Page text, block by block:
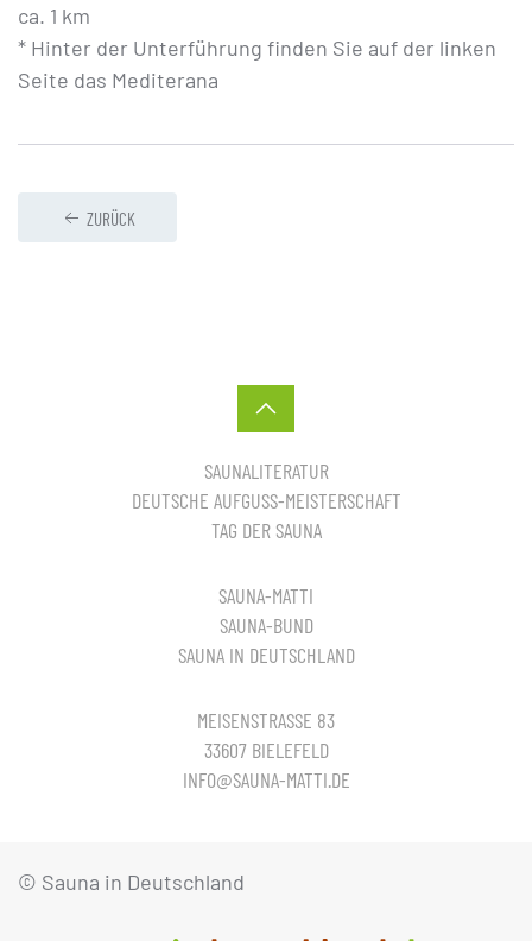
ca. 1 km
* Hinter der Unterführung finden Sie auf der linken
Seite das Mediterana
ZURÜCK
SAUNALITERATUR
DEUTSCHE AUFGUSS-MEISTERSCHAFT
TAG DER SAUNA
SAUNA-MATTI
SAUNA-BUND
SAUNA IN DEUTSCHLAND
MEISENSTRASSE 83
33607 BIELEFELD
INFO@SAUNA-MATTI.DE
© Sauna in Deutschland